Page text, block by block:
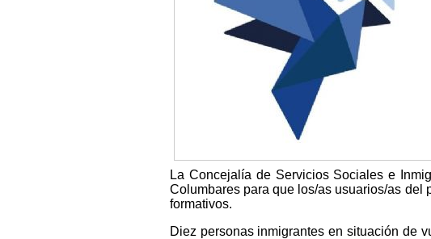
La Concejalía de Servicios Sociales e
Columbares para que los/as usuarios/as del
formativos.
Diez personas inmigrantes en situación de